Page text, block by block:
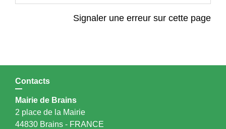
Signaler une erreur sur cette page
Contacts
Mairie de Brains
2 place de la Mairie
44830 Brains - FRANCE